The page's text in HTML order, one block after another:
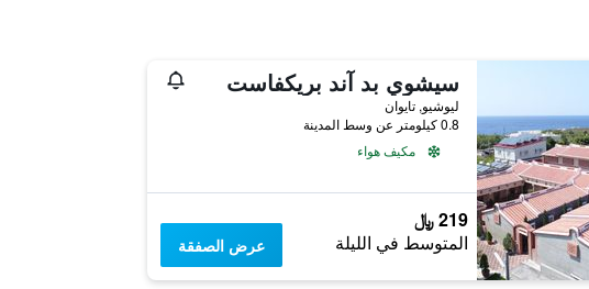
سيشوي بد آند بريكفاست
ليوشيو, تايوان
0.8 كيلومتر عن وسط المدينة
مكيف هواء
219 ﷼
المتوسط في الليلة عرض الصفقة